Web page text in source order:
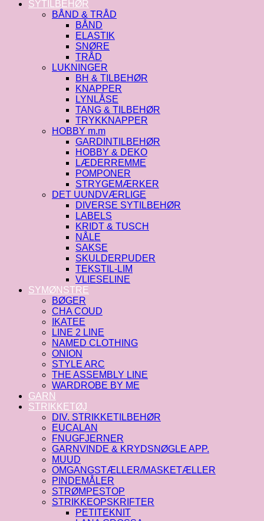
SYTILBEHØR
BÅND & TRÅD
BÅND
ELASTIK
SNØRE
TRÅD
LUKNINGER
BH & TILBEHØR
KNAPPER
LYNLÅSE
TANG & TILBEHØR
TRYKKNAPPER
HOBBY m.m
GARDINTILBEHØR
HOBBY & DEKO
LÆDERREMME
POMPONER
STRYGEMÆRKER
DET UUNDVÆRLIGE
DIVERSE SYTILBEHØR
LABELS
KRIDT & TUSCH
NÅLE
SAKSE
SKULDERPUDER
TEKSTIL-LIM
VLIESELINE
SYMØNSTRE
BØGER
CHA COUD
IKATEE
LINE 2 LINE
NAMED CLOTHING
ONION
STYLE ARC
THE ASSEMBLY LINE
WARDROBE BY ME
GARN
STRIKKETØJ
DIV. STRIKKETILBEHØR
EUCALAN
FNUGFJERNER
GARNVINDE & KRYDSNØGLE APP.
MUUD
OMGANGSTÆLLER/MASKETÆLLER
PINDEMÅLER
STRØMPESTOP
STRIKKEOPSKRIFTER
PETITEKNIT